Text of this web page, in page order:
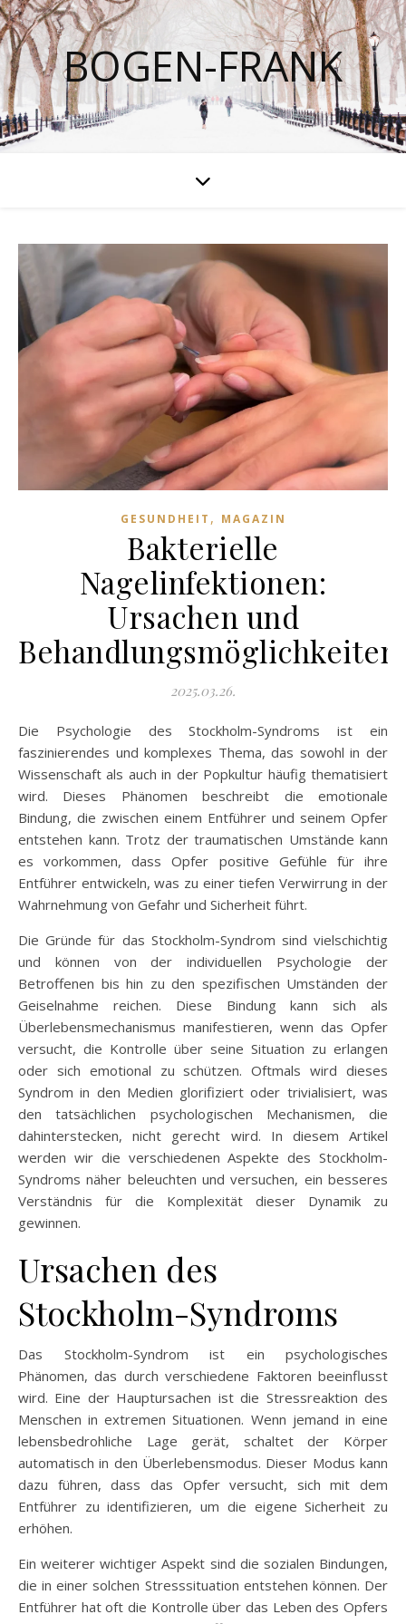
BOGEN-FRANK
GESUNDHEIT , MAGAZIN
Bakterielle
Nagelinfektionen:
Ursachen und
Behandlungsmöglichkeiten
2025.03.26.
Die Psychologie des Stockholm-Syndroms ist ein
faszinierendes und komplexes Thema, das sowohl in der
Wissenschaft als auch in der Popkultur häufig thematisiert
wird. Dieses Phänomen beschreibt die emotionale
Bindung, die zwischen einem Entführer und seinem Opfer
entstehen kann. Trotz der traumatischen Umstände kann
es vorkommen, dass Opfer positive Gefühle für ihre
Entführer entwickeln, was zu einer tiefen Verwirrung in der
Wahrnehmung von Gefahr und Sicherheit führt.
Die Gründe für das Stockholm-Syndrom sind vielschichtig
und können von der individuellen Psychologie der
Betroffenen bis hin zu den spezifischen Umständen der
Geiselnahme reichen. Diese Bindung kann sich als
Überlebensmechanismus manifestieren, wenn das Opfer
versucht, die Kontrolle über seine Situation zu erlangen
oder sich emotional zu schützen. Oftmals wird dieses
Syndrom in den Medien glorifiziert oder trivialisiert, was
den tatsächlichen psychologischen Mechanismen, die
dahinterstecken, nicht gerecht wird. In diesem Artikel
werden wir die verschiedenen Aspekte des Stockholm-
Syndroms näher beleuchten und versuchen, ein besseres
Verständnis für die Komplexität dieser Dynamik zu
gewinnen.
Ursachen des
Stockholm-Syndroms
Das Stockholm-Syndrom ist ein psychologisches
Phänomen, das durch verschiedene Faktoren beeinflusst
wird. Eine der Hauptursachen ist die Stressreaktion des
Menschen in extremen Situationen. Wenn jemand in eine
lebensbedrohliche Lage gerät, schaltet der Körper
automatisch in den Überlebensmodus. Dieser Modus kann
dazu führen, dass das Opfer versucht, sich mit dem
Entführer zu identifizieren, um die eigene Sicherheit zu
erhöhen.
Ein weiterer wichtiger Aspekt sind die sozialen Bindungen,
die in einer solchen Stresssituation entstehen können. Der
Entführer hat oft die Kontrolle über das Leben des Opfers